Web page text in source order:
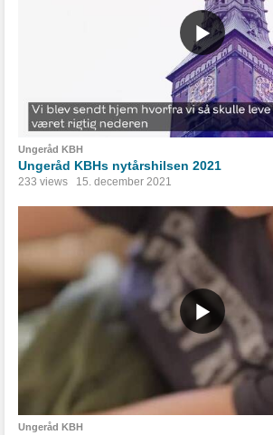
Ungeråd KBH
Ungeråd KBHs nytårshilsen 2021
233 views 15. december 2021
Ungeråd KBH